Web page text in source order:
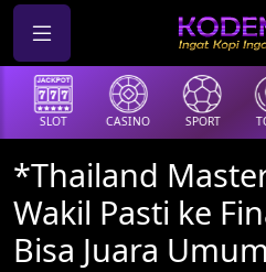
SLOT CASINO SPORT
*Thailand
Wakil Pasti ke
Bisa Juara Umum